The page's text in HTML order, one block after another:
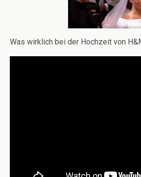
Was wirklich bei der Hochzeit von